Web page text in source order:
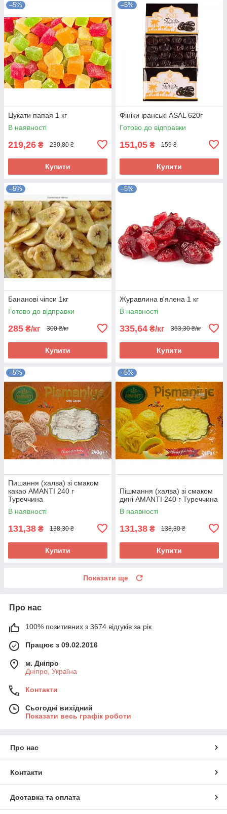
–5%
Цукати папая 1 кг
В наявності
219,26 ₴ 230,80 ₴
Купити
–5%
Фініки іранські ASAL 620г
Готово до відправки
151,05 ₴ 159 ₴
Купити
–5%
Бананові чіпси 1кг
Готово до відправки
285 ₴/кг 300 ₴/кг
Купити
–5%
Журавлина в'ялена 1 кг
В наявності
335,64 ₴/кг 353,30 ₴/кг
Купити
–5%
Пишання (халва) зі смаком
какао AMANTI 240 г
Туреччина
В наявності
131,38 ₴ 138,30 ₴
Купити
–5%
Пішмання (халва) зі смаком
дині AMANTI 240 г Туреччина
В наявності
131,38 ₴ 138,30 ₴
Купити
Показати ще
Про нас
100% позитивних з 3674 відгуків за рік
Працює з 09.02.2016
м. Дніпро
Дніпро, Україна
Контакти
Сьогодні вихідний
Показати весь графік роботи
Про нас
Контакти
Доставка та оплата